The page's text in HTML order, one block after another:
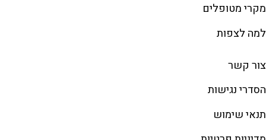
מקרי מטופלים
למה לצפות
צור קשר
הסדרי נגישות
תנאי שימוש